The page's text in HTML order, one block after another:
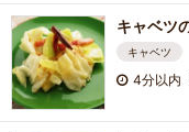
キャベツ
キャベツ
4分以内